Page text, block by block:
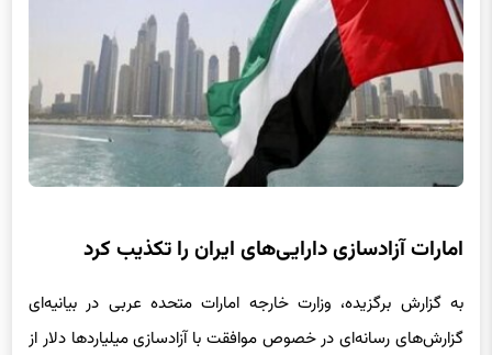
گزارش‌های رسانه‌ای در خصوص موافقت با آزادسازی میلیاردها دلار از
دارایی‌های ایران را تکذیب کرد.